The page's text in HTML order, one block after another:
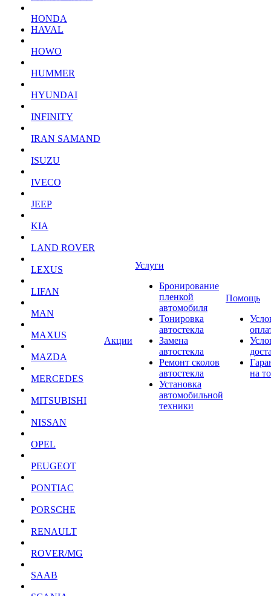
HONDA
HAVAL
HOWO
HUMMER
HYUNDAI
INFINITY
IRAN SAMAND
ISUZU
IVECO
JEEP
KIA
LAND ROVER
LEXUS
LIFAN
MAN
MAXUS
MAZDA
MERCEDES
MITSUBISHI
NISSAN
OPEL
PEUGEOT
PONTIAC
PORSCHE
RENAULT
ROVER/MG
SAAB
Акции
Услуги
Бронирование
пленкой
автомобиля
Тонировка
автостекла
Замена
автостекла
Ремонт сколов
автостекла
Установка
автомобильной
техники
Помощь
на